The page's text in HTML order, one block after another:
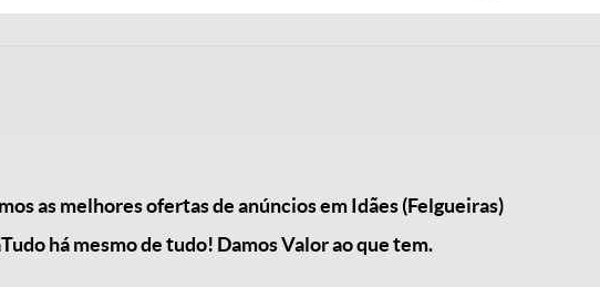
as melhores ofertas de anúncios em Idães (Felgueiras)
há mesmo de tudo! Damos Valor ao que tem.